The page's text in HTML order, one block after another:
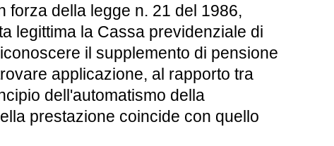
forza della legge n. 21 del 1986,
legittima la Cassa previdenziale di
il supplemento di pensione
applicazione, al rapporto tra
dell'automatismo della
prestazione coincide con quello